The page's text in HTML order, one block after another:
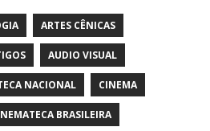
ARTES CÊNICAS
AUDIO VISUAL
NACIONAL CINEMA
BRASILEIRA